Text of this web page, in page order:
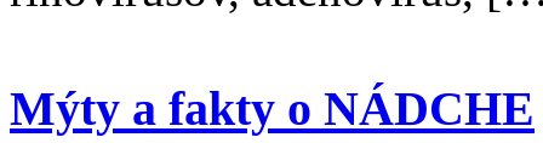
Mýty a fakty o NÁDCHE